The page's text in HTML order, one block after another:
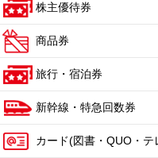
株主優待券
商品券
旅行・宿泊券
新幹線・特急回数券
カード(図書・QUO・テ